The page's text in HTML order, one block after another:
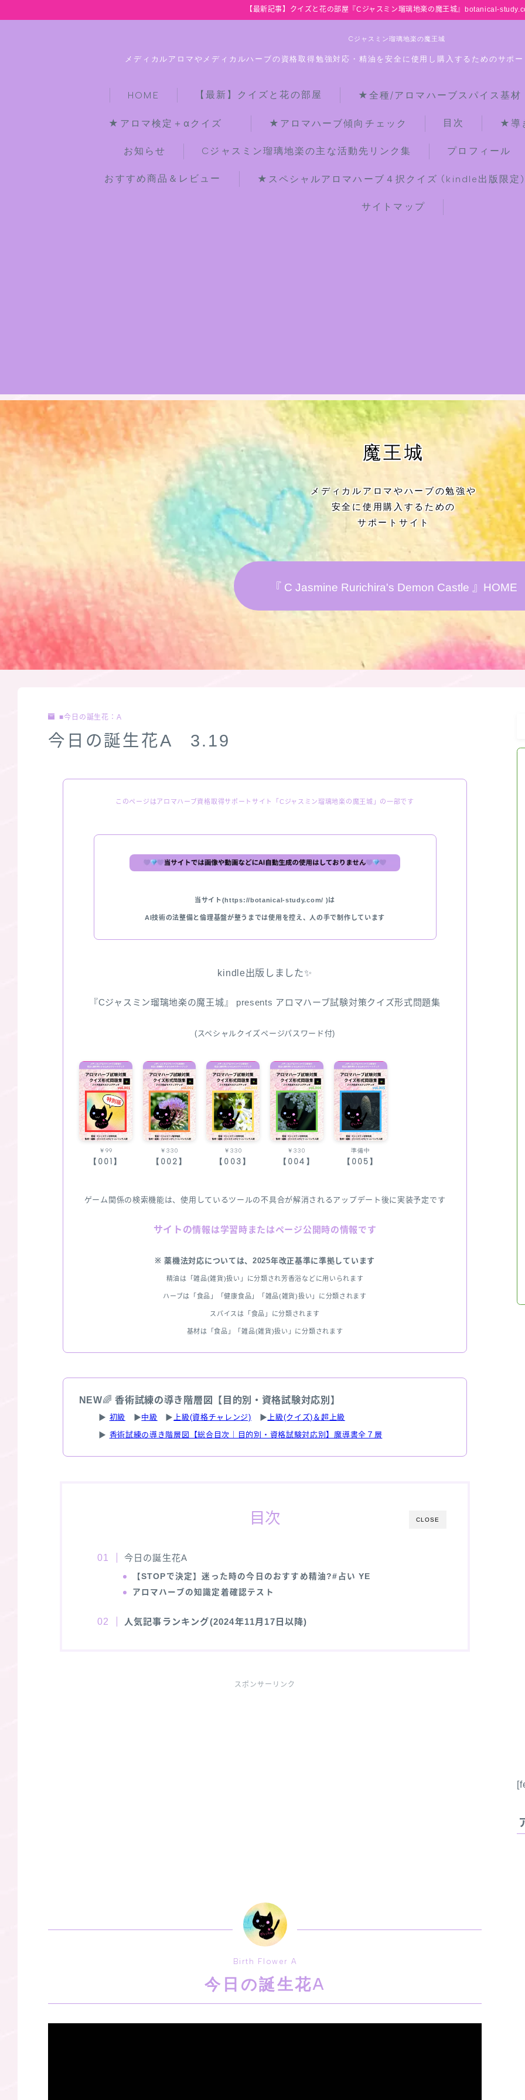
【最新記事】クイズと花の部屋『Cジャスミン瑠璃地楽の魔王城』botanical-
Cジャスミン瑠璃地楽の魔王城
メディカルアロマやメディカルハーブの資格取得勉強対応・精油を安全に使用し購入するためのサポ
HOME 【最新】クイズと花の部屋 ★全種/アロマハーブスパイス基
★アロマ検定＋αクイズ ★アロマハーブ傾向チェック 目次 ★導
お知らせ Cジャスミン瑠璃地楽の主な活動先リンク集 プロフィール
おすすめ商品＆レビュー ★スペシャルアロマハーブ４択クイズ (kindle出版限定)
サイトマップ
【最新】クイズと花の部屋
★全種/アロマハーブスパイス基材 プ
お知らせ
Cジャスミン瑠璃地楽の主な活動先リン
プロフィール
アロマハーブアンケート
おすすめ商品＆レビュー
★スペシャルアロマハーブ４択クイズ
お問い合わせ
魔王城
メディカルアロマやハーブの勉強や
安全に使用購入するための
サポートサイト
『 C Jasmine Rurichira's Demon Castle 』HOME
■今日の誕生花：A
今日の誕生花A 3.19
このページはアロマハーブ資格取得サポートサイト「Cジャスミン瑠璃地楽の魔王城」の一部です
当サイト(https://botanical-study.com/ )は
AI技術の法整備と倫理基盤が整うまでは使用を控え、人の手で制作しています
kindle出版しました✨
『Cジャスミン瑠璃地楽の魔王城』 presents アロマハーブ試験対策クイズ形式問題集
(スペシャルクイズページパスワード付)
￥99
【001】
￥330
【002】
￥330
【003】
￥330
【004】
準備中
【005】
ゲーム関係の検索機能は、使用しているツールの不具合が解消されるアップデート後に実装予定です
サイトの情報は学習時またはページ公開時の情報です
※ 薬機法対応については、2025年改正基準に準拠しています
精油は「雑品(雑貨)扱い」に分類され芳香浴などに用いられます
ハーブは「食品」「健康食品」「雑品(雑貨)扱い」に分類されます
スパイスは「食品」に分類されます
基材は「食品」「雑品(雑貨)扱い」に分類されます
NEW🌈香術試練の導き階層図【目的別・資格試験対応別】
▶ 初級 ▶中級 ▶ 上級(資格チャレンジ) ▶ 上級(クイズ)＆超上級
▶ 香術試練の導き階層図【総合目次｜目的別・資格試験対応別】魔導書全７層
CLOSE
目次
今日の誕生花A
【STOPで決定】迷った時の今日のおすすめ精油?#占い YE
アロマハーブの知識定着確認テスト
人気記事ランキング(2024年11月17日以降)
スポンサーリンク
Birth Flower A
今日の誕生花A